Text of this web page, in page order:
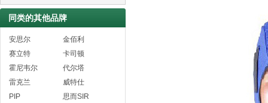
同类的其他品牌
安思尔
金佰利
赛立特
卡司顿
霍尼韦尔
代尔塔
雷克兰
威特仕
PIP
思而SIR